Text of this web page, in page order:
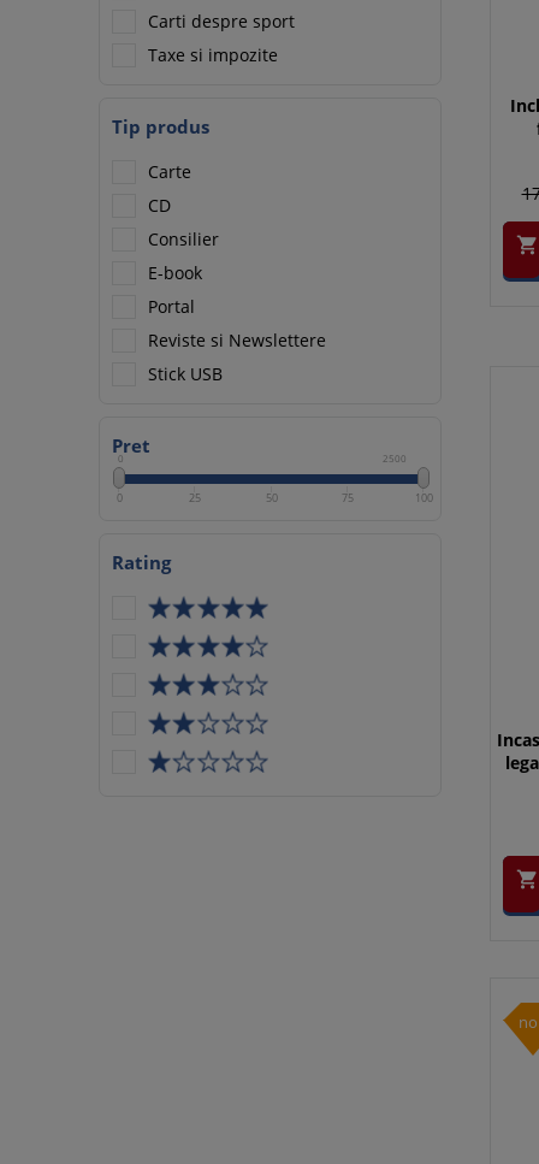
Carti despre sport
Taxe si impozite
Tip produs
Carte
CD
Consilier
E-book
Portal
Reviste si Newslettere
Stick USB
Pret
0 2500
0 25 50 75 100
Rating

